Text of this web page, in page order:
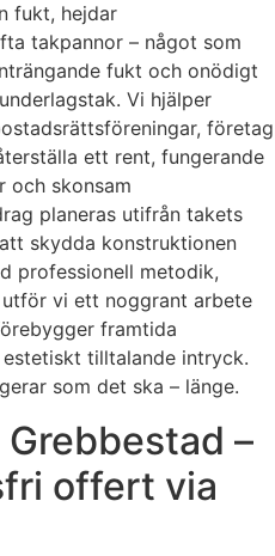
fukt, hejdar
takpannor – något som
fukt och onödigt
Vi hjälper
företag
ett rent, fungerande
och skonsam
planeras utifrån takets
skydda konstruktionen
professionell metodik,
vi ett noggrant arbete
framtida
tilltalande intryck.
som det ska – länge.
–
offert via